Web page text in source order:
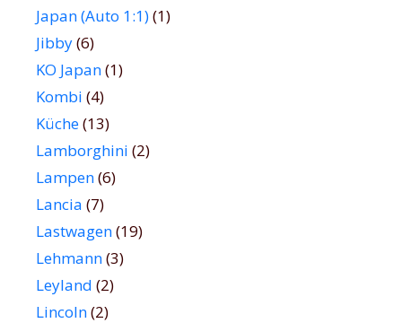
Japan (Auto 1:1)(1)
Jibby(6)
KO Japan(1)
Kombi (4)
Küche(13)
Lamborghini (2)
Lampen(6)
Lancia (7)
Lastwagen(19)
Lehmann(3)
Leyland (2)
Lincoln(2)